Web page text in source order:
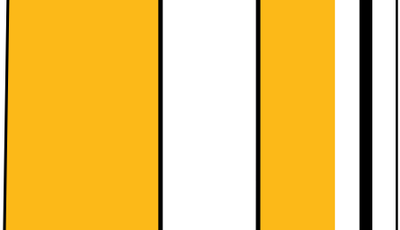
Husk stikprop til din hvidevare
Sikkerhedsstyrelsen SIK.DK anbefaler, at du bruger omformer til
jord på hvidevarer. Denne vare leveres uden jordforbindelse, hvorfor
en stikprop til jordforbindelse er nødvendig for at opnå
jordforbindelse. Denne kan tilkøbes i leveringsprocessen. NB!
Kræver jordforbindelse i din stikkontakt.